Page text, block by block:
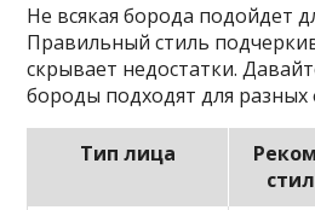
Не всякая борода подойдет
Правильный стиль
скрывает недостатки.
бороды подходят для
Тип лица